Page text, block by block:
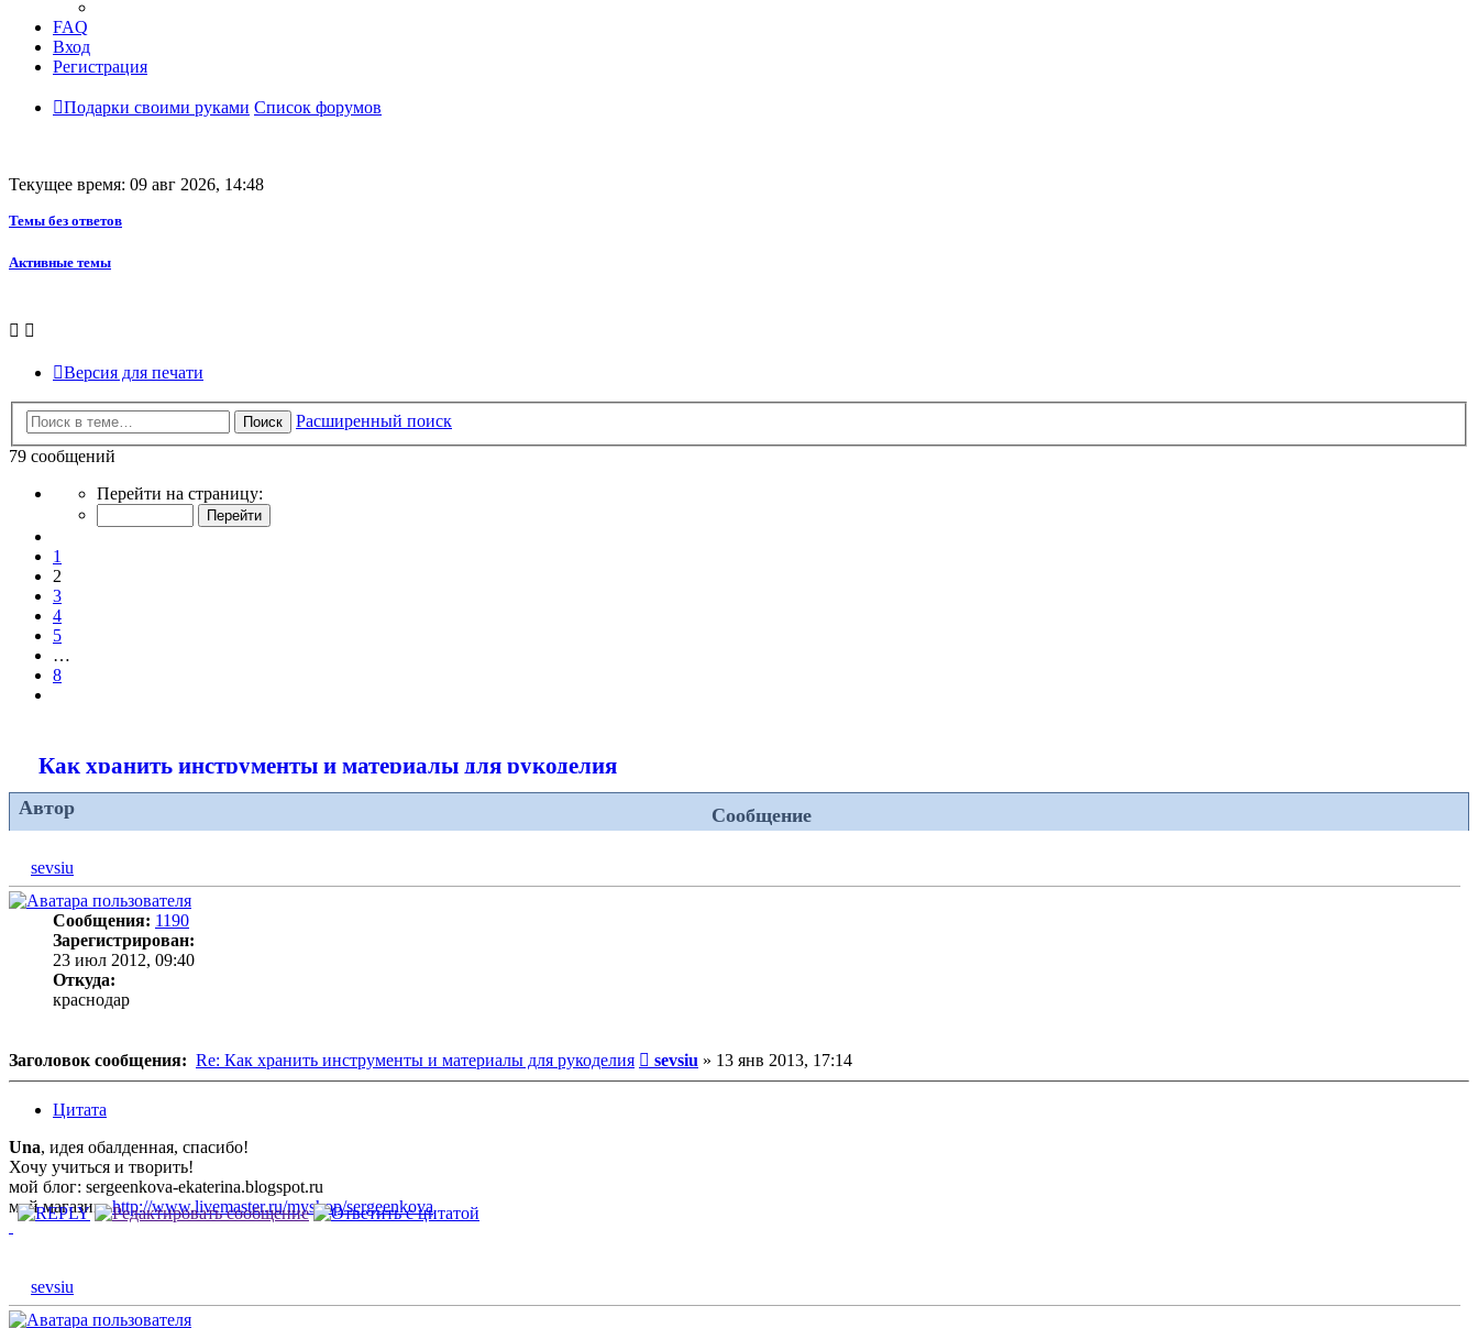
FAQ
Вход
Регистрация
Подарки своими руками Список форумов
Текущее время: 09 авг 2026, 14:48
Темы без ответов
Активные темы
Версия для печати
Поиск
Расширенный поиск
79 сообщений
Страница
8
Перейти на страницу:
1
2
3
4
5
…
8
Как хранить инструменты и материалы для рукоделия
Автор Сообщение
sevsiu
Сообщения: 1190
Зарегистрирован:
23 июл 2012, 09:40
Откуда:
краснодар
Заголовок сообщения: Re: Как хранить инструменты и материалы для рукоделия Сообщение
sevsiu » 13 янв 2013, 17:14
Цитата
Una, идея обалденная, спасибо!
Хочу учиться и творить!
мой блог: sergeenkova-ekaterina.blogspot.ru
мой магазин:http://www.livemaster.ru/myshop/sergeenkova
sevsiu